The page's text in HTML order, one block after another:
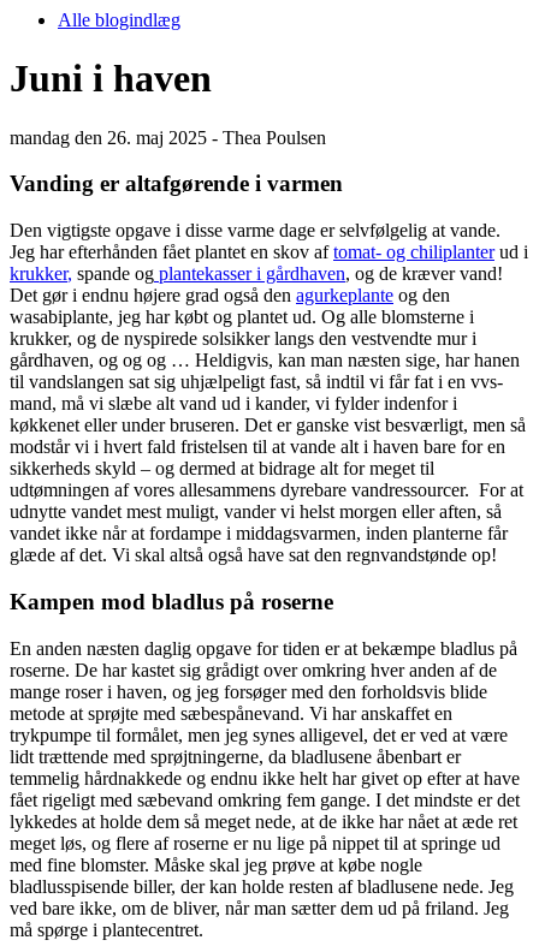
Alle blogindlæg
Juni i haven
mandag den 26. maj 2025 - Thea Poulsen
Vanding er altafgørende i varmen
Den vigtigste opgave i disse varme dage er selvfølgelig at vande.
Jeg har efterhånden fået plantet en skov aftomat- og chiliplanterud i
krukker, spande og plantekasser i gårdhaven, og de kræver vand!
Det gør i endnu højere grad også den agurkeplante og den
wasabiplante, jeg har købt og plantet ud. Og alle blomsterne i
krukker, og de nyspirede solsikker langs den vestvendte mur i
gårdhaven, og og og … Heldigvis, kan man næsten sige, har hanen
til vandslangen sat sig uhjælpeligt fast, så indtil vi får fat i en vvs-
mand, må vi slæbe alt vand ud i kander, vi fylder indenfor i
køkkenet eller under bruseren. Det er ganske vist besværligt, men så
modstår vi i hvert fald fristelsen til at vande alt i haven bare for en
sikkerheds skyld – og dermed at bidrage alt for meget til
udtømningen af vores allesammens dyrebare vandressourcer. For at
udnytte vandet mest muligt, vander vi helst morgen eller aften, så
vandet ikke når at fordampe i middagsvarmen, inden planterne får
glæde af det. Vi skal altså også have sat den regnvandstønde op!
Kampen mod bladlus på roserne
En anden næsten daglig opgave for tiden er at bekæmpe bladlus på
roserne. De har kastet sig grådigt over omkring hver anden af de
mange roser i haven, og jeg forsøger med den forholdsvis blide
metode at sprøjte med sæbespånevand. Vi har anskaffet en
trykpumpe til formålet, men jeg synes alligevel, det er ved at være
lidt trættende med sprøjtningerne, da bladlusene åbenbart er
temmelig hårdnakkede og endnu ikke helt har givet op efter at have
fået rigeligt med sæbevand omkring fem gange. I det mindste er det
lykkedes at holde dem så meget nede, at de ikke har nået at æde ret
meget løs, og flere af roserne er nu lige på nippet til at springe ud
med fine blomster. Måske skal jeg prøve at købe nogle
bladlusspisende biller, der kan holde resten af bladlusene nede. Jeg
ved bare ikke, om de bliver, når man sætter dem ud på friland. Jeg
må spørge i plantecentret.